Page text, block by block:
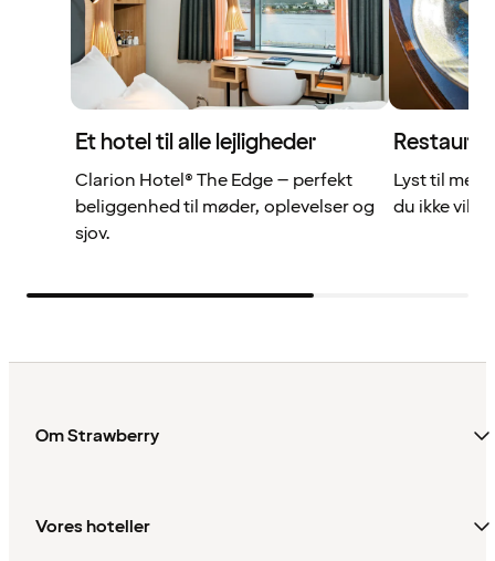
Et hotel til alle lejligheder
Clarion Hotel® The Edge – perfekt
beliggenhed til møder, oplevelser og
sjov.
Lyst til
du ikke vil
Om Strawberry
Vores hoteller